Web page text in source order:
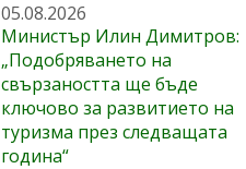
05.08.2026
Министър Илин Димитров:
„Подобряването на
свързаността ще бъде
ключово за развитието на
туризма през следващата
година“